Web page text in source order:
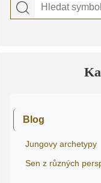
Blog
Jungovy archetypy
Sen z různých